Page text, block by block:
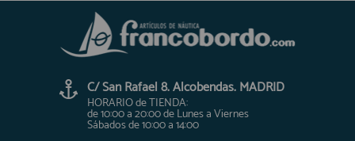
C/ San Rafael 8. Alcobendas. MADRID
HORARIO de TIENDA:
de 10:00 a 20:00 de Lunes a Viernes
Sábados de 10:00 a 14:00